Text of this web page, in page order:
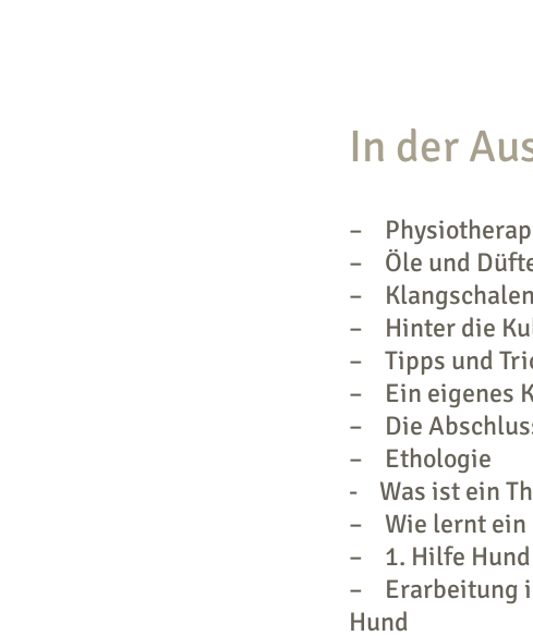
In der
–
– Öle und
–
– Hinter die
– Tipps und
– Ein eigenes
– Die
– Ethologie
- Was ist ein
– Wie lernt ein
– 1. Hilfe Hund
– Erarbeitung
Hund